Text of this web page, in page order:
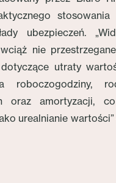
stosowania
ubezpieczeń.
nie
utraty
roboczogodziny,
oraz amortyzacji,
urealnianie wartości”